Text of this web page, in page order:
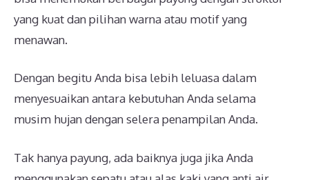
yang kuat dan pilihan warna atau motif yang
menawan.
Dengan begitu Anda bisa lebih leluasa dalam
menyesuaikan antara kebutuhan Anda selama
musim hujan dengan selera penampilan Anda.
Tak hanya payung, ada baiknya juga jika Anda